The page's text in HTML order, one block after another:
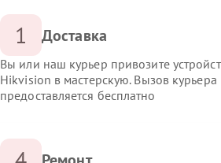
1 Доставка
Вы или наш курьер привозите
Hikvision в мастерскую. Вызов курьера
предоставляется бесплатно